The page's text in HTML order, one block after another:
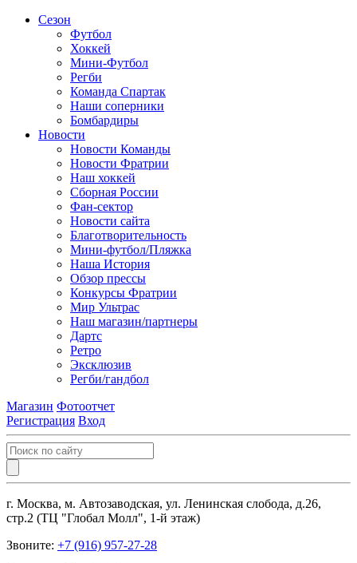
Сезон
Футбол
Хоккей
Мини-Футбол
Регби
Команда Спартак
Наши соперники
Бомбардиры
Новости
Новости Команды
Новости Фратрии
Наш хоккей
Сборная России
Фан-cектор
Новости сайта
Благотворительность
Мини-футбол/Пляжка
Наша История
Обзор прессы
Конкурсы Фратрии
Мир Ультрас
Наш магазин/партнеры
Дартс
Ретро
Эксклюзив
Регби/гандбол
Магазин Фотоотчет
Регистрация Вход
г. Москва, м. Автозаводская, ул. Ленинская слобода, д.26,
стр.2 (ТЦ "Глобал Молл", 1-й этаж)
Звоните: +7 (916) 957-27-28